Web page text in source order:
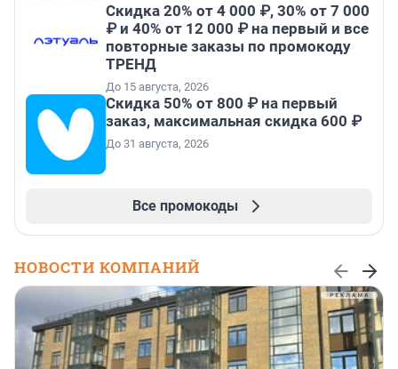
Скидка 20% от 4 000 ₽, 30% от 7 000
₽ и 40% от 12 000 ₽ на первый и все
повторные заказы по промокоду
ТРЕНД
До 15 августа, 2026
Скидка 50% от 800 ₽ на первый
заказ, максимальная скидка 600 ₽
До 31 августа, 2026
Все промокоды
НОВОСТИ КОМПАНИЙ